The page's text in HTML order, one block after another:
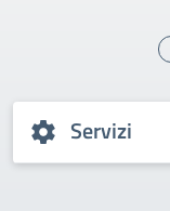
Servizi